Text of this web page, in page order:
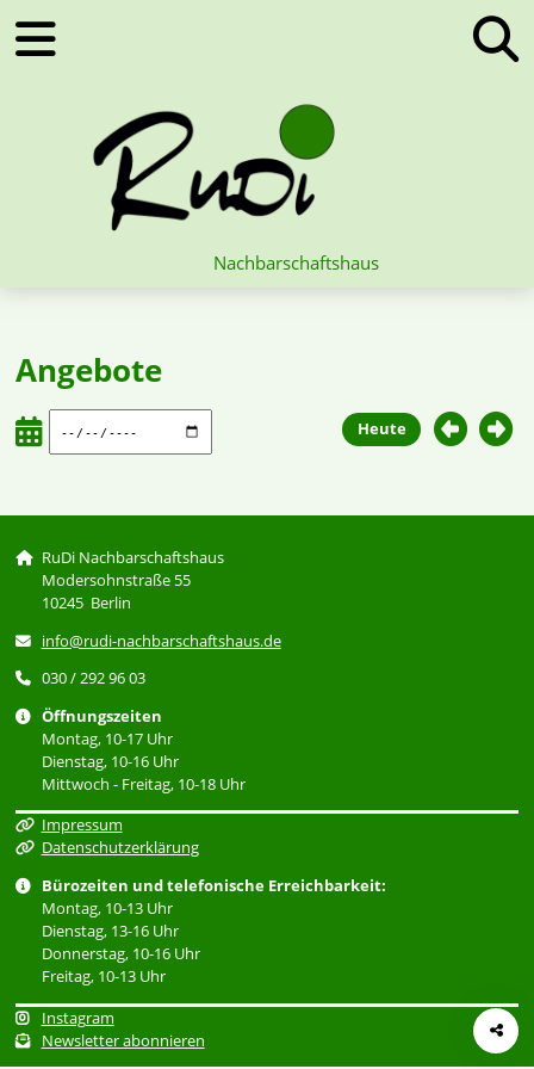
Nachbarschaftshaus
Angebote
Heute
RuDi Nachbarschaftshaus
Modersohnstraße 55
10245 Berlin
info@rudi-nachbarschaftshaus.de
030 / 292 96 03
Öffnungszeiten
Montag, 10-17 Uhr
Dienstag, 10-16 Uhr
Mittwoch - Freitag, 10-18 Uhr
Impressum
Datenschutzerklärung
Bürozeiten und telefonische Erreichbarkeit:
Montag, 10-13 Uhr
Dienstag, 13-16 Uhr
Donnerstag, 10-16 Uhr
Freitag, 10-13 Uhr
Instagram
Newsletter abonnieren